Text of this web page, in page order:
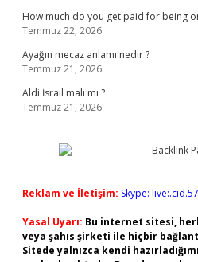
How much do you get paid for being
Temmuz 22, 2026
Ayağın mecaz anlamı nedir ?
Temmuz 21, 2026
Aldi İsrail malı mı ?
Temmuz 21, 2026
Reklam ve İletişim: Skype:
Yasal Uyarı: Bu internet sitesi,
veya şahıs şirketi ile hiçbir
Sitede yalnızca kendi